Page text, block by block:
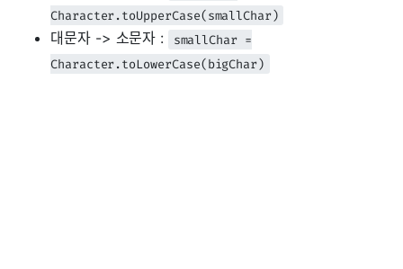
Character.toUpperCase(smallChar)
대문자 -> 소문자 :
smallChar =
Character.toLowerCase(bigChar)